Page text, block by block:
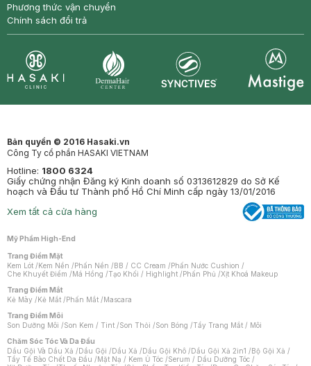
Phương thức vận chuyển
Chính sách đổi trả
Bản quyền © 2016 Hasaki.vn
Công Ty cổ phần HASAKI VIETNAM
Hotline: 1800 6324
Giấy chứng nhận Đăng ký Kinh doanh số 0313612829 do Sở Kế
hoạch và Đầu tư Thành phố Hồ Chí Minh cấp ngày 13/01/2016
Xem tất cả cửa hàng
Mỹ Phẩm High-End
Trang Điểm Mặt
Kem Lót /Kem Nền /Phấn Nền /BB / CC Cream /Phấn Nước Cushion /
Che Khuyết Điểm /Má Hồng /Tạo Khối / Highlight /Phấn Phủ /Xịt Khoá Makeup
Trang Điểm Mắt
Kẻ Mày /Kẻ Mắt /Phấn Mắt /Mascara
Trang Điểm Môi
Son Dưỡng Môi /Son Kem / Tint /Son Thỏi /Son Bóng /Tẩy Trang Mắt / Môi
Chăm Sóc Tóc Và Da Đầu
Dầu Gội Và Dầu Xả /Dầu Gội /Dầu Xả /Dầu Gội Khô /Dầu Gội Xả 2in1 /Bộ Gội Xả /
Tẩy Tế Bào Chết Da Đầu /Mặt Nạ / Kem Ủ Tóc /Serum / Dầu Dưỡng Tóc /